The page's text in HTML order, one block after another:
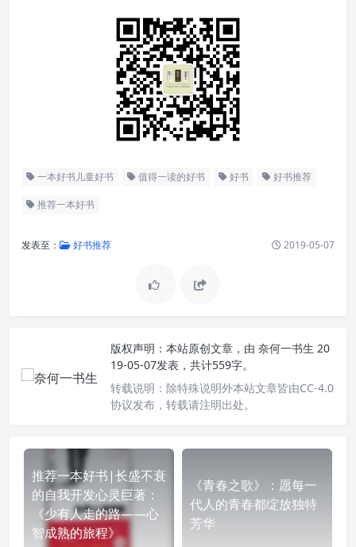
一本好书儿童好书 值得一读的好书 好书 好书推荐
推荐一本好书
发表至： 好书推荐 2019-05-07
版权声明： 本站原创文章，由 奈何一书生 20
19-05-07发表，共计559字。
转载说明： 除特殊说明外本站文章皆由CC-4.0
协议发布，转载请注明出处。
推荐一本好书|长盛不衰
的自我开发心灵巨著：
《少有人走的路——心
智成熟的旅程》
《青春之歌》：愿每一
代人的青春都绽放独特
芳华